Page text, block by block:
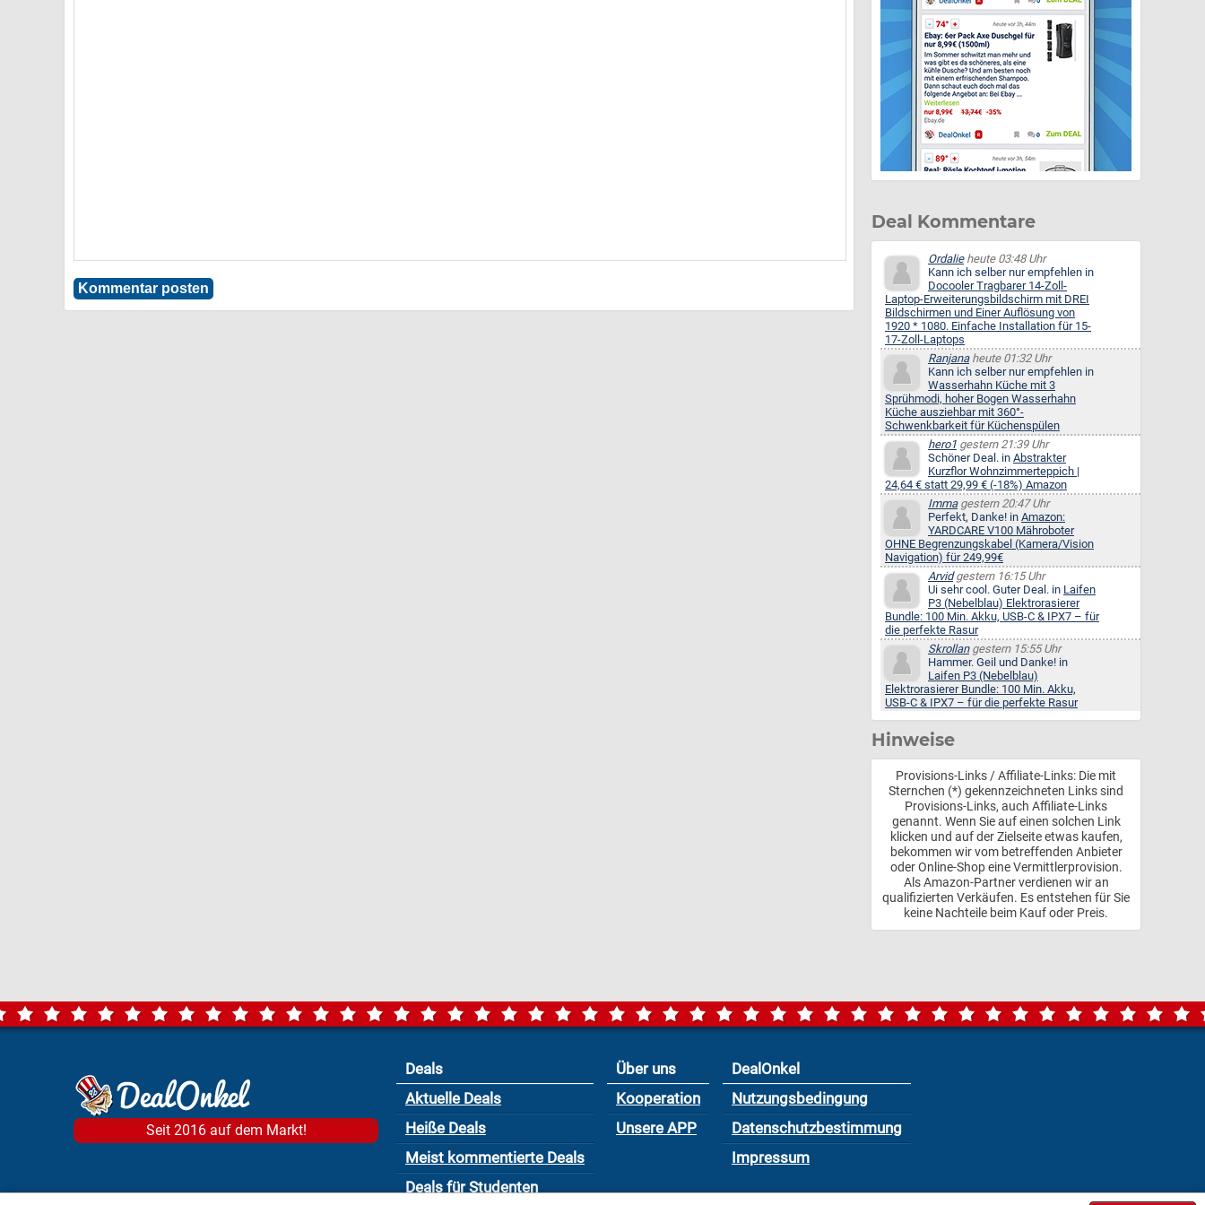
Deal Kommentare
Ordalieheute 03:48 Uhr
Kann ich selber nur empfehlen in
Docooler Tragbarer 14-Zoll-
Laptop-Erweiterungsbildschirm mit DREI
Bildschirmen und Einer Auflösung von
1920 * 1080. Einfache Installation für 15-
17-Zoll-Laptops
Ranjanaheute 01:32 Uhr
Kann ich selber nur empfehlen in
Wasserhahn Küche mit 3
Sprühmodi, hoher Bogen Wasserhahn
Küche ausziehbar mit 360°-
Schwenkbarkeit für Küchenspülen
hero1 gestern 21:39 Uhr
Schöner Deal. in Abstrakter
Kurzflor Wohnzimmerteppich |
24,64 € statt 29,99 € (-18%) Amazon
Immagestern 20:47 Uhr
Perfekt, Danke! in Amazon:
YARDCARE V100 Mähroboter
OHNE Begrenzungskabel (Kamera/Vision
Navigation) für 249,99€
Arvidgestern 16:15 Uhr
Ui sehr cool. Guter Deal. in Laifen
P3 (Nebelblau) Elektrorasierer
Bundle: 100 Min. Akku, USB-C & IPX7 – für
die perfekte Rasur
Skrollangestern 15:55 Uhr
Hammer. Geil und Danke! in
Laifen P3 (Nebelblau)
Elektrorasierer Bundle: 100 Min. Akku,
USB-C & IPX7 – für die perfekte Rasur
Hinweise
Provisions-Links / Affiliate-Links: Die mit
Sternchen (*) gekennzeichneten Links sind
Provisions-Links, auch Affiliate-Links
genannt. Wenn Sie auf einen solchen Link
klicken und auf der Zielseite etwas kaufen,
bekommen wir vom betreffenden Anbieter
oder Online-Shop eine Vermittlerprovision.
Als Amazon-Partner verdienen wir an
qualifizierten Verkäufen. Es entstehen für Sie
keine Nachteile beim Kauf oder Preis.
Seit 2016 auf dem Markt!
Deals
Aktuelle Deals
Heiße Deals
Meist kommentierte Deals
Deals für Studenten
Über uns
Kooperation
Unsere APP
DealOnkel
Nutzungsbedingung
Datenschutzbestimmung
Impressum